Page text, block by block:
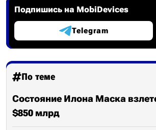
Подпишись на MobiDevices
Telegram
По теме
Состояние Илона Маска
$850 млрд